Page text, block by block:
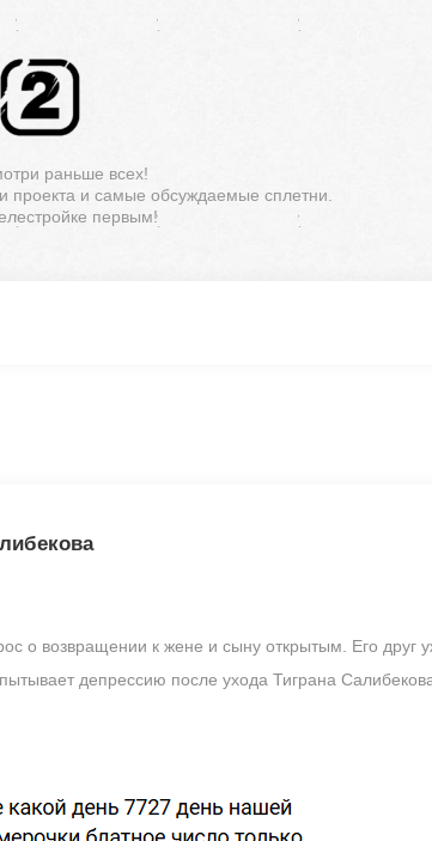
раньше всех!
проекта и самые обсуждаемые сплетни.
первым!
о возвращении к жене и сыну открытым. Его друг
депрессию после ухода Тиграна